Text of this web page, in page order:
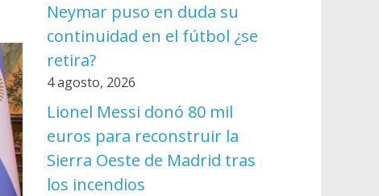
Neymar puso en duda su
continuidad en el fútbol ¿se
retira?
4 agosto, 2026
Lionel Messi donó 80 mil
euros para reconstruir la
Sierra Oeste de Madrid tras
los incendios